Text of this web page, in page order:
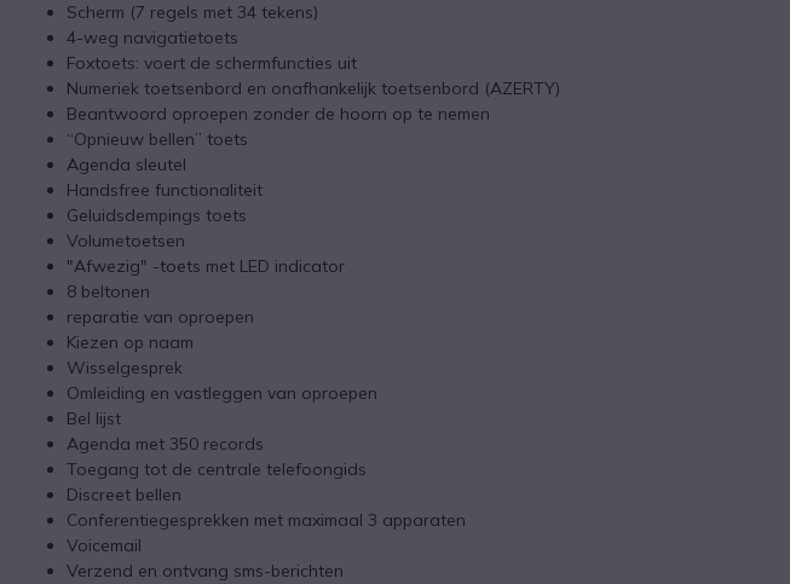
Scherm (7 regels met 34 tekens)
4-weg navigatietoets
Foxtoets: voert de schermfuncties uit
Numeriek toetsenbord en onafhankelijk toetsenbord (AZERTY)
Beantwoord oproepen zonder de hoorn op te nemen
“Opnieuw bellen” toets
Agenda sleutel
Handsfree functionaliteit
Geluidsdempings toets
Volumetoetsen
"Afwezig" -toets met LED indicator
8 beltonen
reparatie van oproepen
Kiezen op naam
Wisselgesprek
Omleiding en vastleggen van oproepen
Bel lijst
Agenda met 350 records
Toegang tot de centrale telefoongids
Discreet bellen
Conferentiegesprekken met maximaal 3 apparaten
Voicemail
Verzend en ontvang sms-berichten